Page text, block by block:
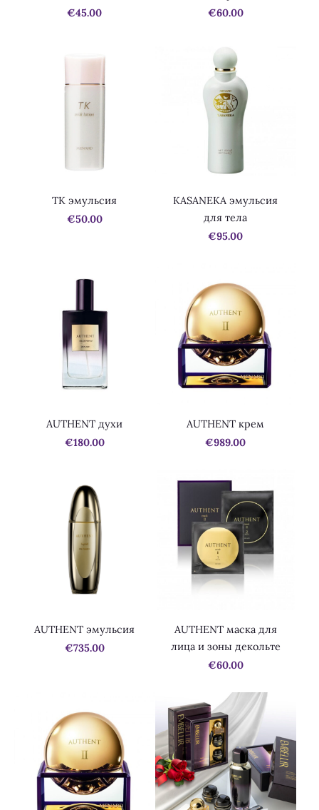
€45.00
€60.00
TK эмульсия
€50.00
KASANEKA эмульсия
для тела
€95.00
AUTHENT духи
€180.00
AUTHENT крем
€989.00
AUTHENT эмульсия
€735.00
AUTHENT маска для
лица и зоны декольте
€60.00